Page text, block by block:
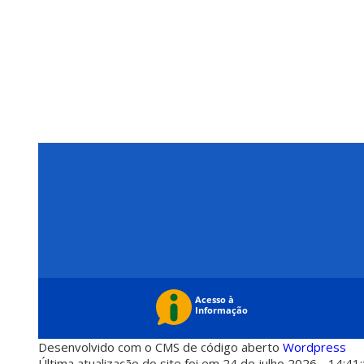
Desenvolvido com o CMS de código aberto Wordpress